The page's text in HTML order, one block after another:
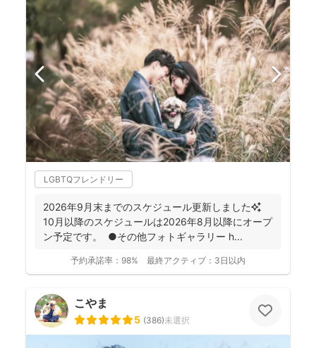
LGBTQフレンドリー
2026年9月末までのスケジュール更新しました✨
10月以降のスケジュールは2026年8月以降にオープ
ン予定です。 ●その他フォトギャラリー h...
予約承諾率： 98% 最終アクティブ： 3日以内
こやま
5 (386)未選択